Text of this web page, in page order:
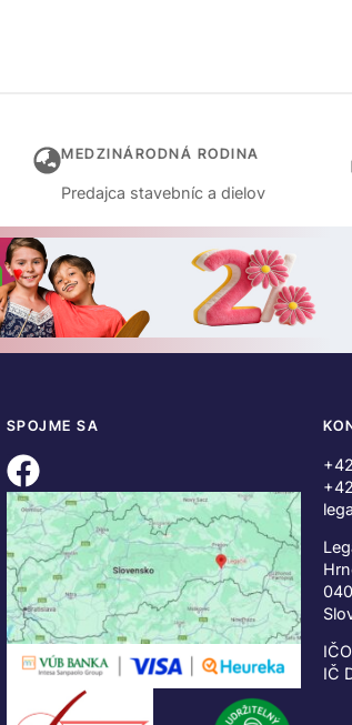
MEDZINÁRODNÁ RODINA
Predajca stavebníc a dielov
SPOJME SA
IČ